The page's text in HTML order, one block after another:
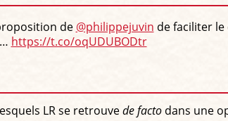
de @philippejuvin de faciliter
https://t.co/oqUDUBODtr
LR se retrouvede facto dans une